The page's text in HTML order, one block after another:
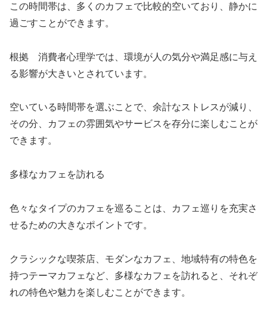
この時間帯は、多くのカフェで比較的空いており、静かに
過ごすことができます。
根拠 消費者心理学では、環境が人の気分や満足感に与え
る影響が大きいとされています。
空いている時間帯を選ぶことで、余計なストレスが減り、
その分、カフェの雰囲気やサービスを存分に楽しむことが
できます。
多様なカフェを訪れる
色々なタイプのカフェを巡ることは、カフェ巡りを充実さ
せるための大きなポイントです。
クラシックな喫茶店、モダンなカフェ、地域特有の特色を
持つテーマカフェなど、多様なカフェを訪れると、それぞ
れの特色や魅力を楽しむことができます。